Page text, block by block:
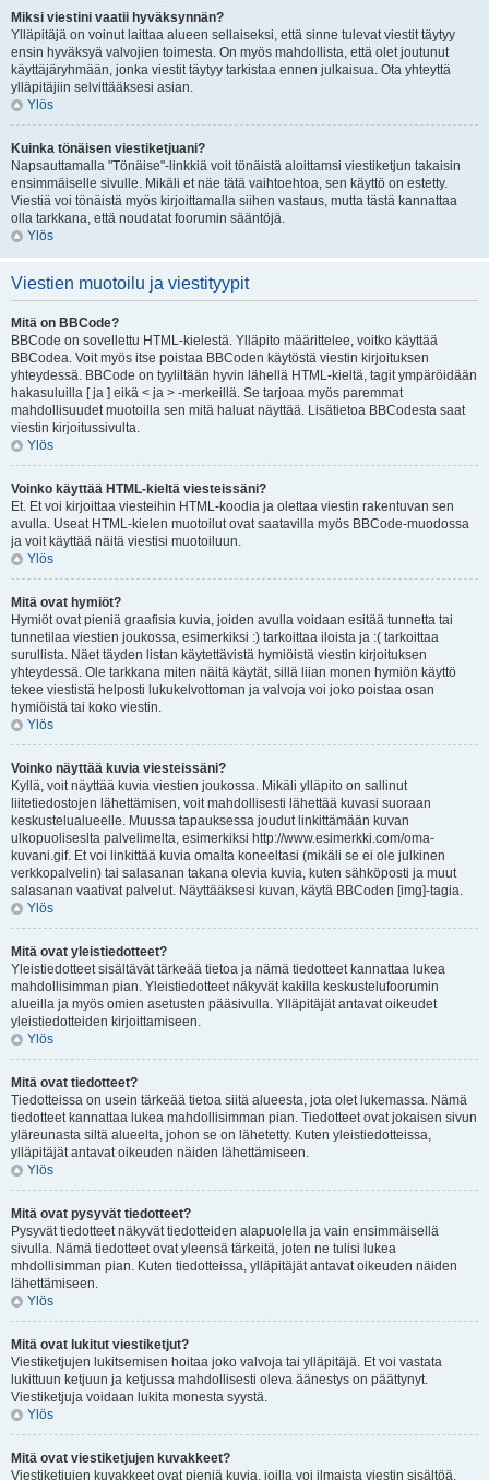
Miksi viestini vaatii hyväksynnän?
Ylläpitäjä on voinut laittaa alueen sellaiseksi, että sinne tulevat viestit täytyy
ensin hyväksyä valvojien toimesta. On myös mahdollista, että olet joutunut
käyttäjäryhmään, jonka viestit täytyy tarkistaa ennen julkaisua. Ota yhteyttä
ylläpitäjiin selvittääksesi asian.
Ylös
Kuinka tönäisen viestiketjuani?
Napsauttamalla "Tönäise"-linkkiä voit tönäistä aloittamsi viestiketjun takaisin
ensimmäiselle sivulle. Mikäli et näe tätä vaihtoehtoa, sen käyttö on estetty.
Viestiä voi tönäistä myös kirjoittamalla siihen vastaus, mutta tästä kannattaa
olla tarkkana, että noudatat foorumin sääntöjä.
Ylös
Viestien muotoilu ja viestityypit
Mitä on BBCode?
BBCode on sovellettu HTML-kielestä. Ylläpito määrittelee, voitko käyttää
BBCodea. Voit myös itse poistaa BBCoden käytöstä viestin kirjoituksen
yhteydessä. BBCode on tyyliltään hyvin lähellä HTML-kieltä, tagit ympäröidään
hakasuluilla [ ja ] eikä < ja > -merkeillä. Se tarjoaa myös paremmat
mahdollisuudet muotoilla sen mitä haluat näyttää. Lisätietoa BBCodesta saat
viestin kirjoitussivulta.
Ylös
Voinko käyttää HTML-kieltä viesteissäni?
Et. Et voi kirjoittaa viesteihin HTML-koodia ja olettaa viestin rakentuvan sen
avulla. Useat HTML-kielen muotoilut ovat saatavilla myös BBCode-muodossa
ja voit käyttää näitä viestisi muotoiluun.
Ylös
Mitä ovat hymiöt?
Hymiöt ovat pieniä graafisia kuvia, joiden avulla voidaan esitää tunnetta tai
tunnetilaa viestien joukossa, esimerkiksi :) tarkoittaa iloista ja :( tarkoittaa
surullista. Näet täyden listan käytettävistä hymiöistä viestin kirjoituksen
yhteydessä. Ole tarkkana miten näitä käytät, sillä liian monen hymiön käyttö
tekee viestistä helposti lukukelvottoman ja valvoja voi joko poistaa osan
hymiöistä tai koko viestin.
Ylös
Voinko näyttää kuvia viesteissäni?
Kyllä, voit näyttää kuvia viestien joukossa. Mikäli ylläpito on sallinut
liitetiedostojen lähettämisen, voit mahdollisesti lähettää kuvasi suoraan
keskustelualueelle. Muussa tapauksessa joudut linkittämään kuvan
ulkopuoliseslta palvelimelta, esimerkiksi http://www.esimerkki.com/oma-
kuvani.gif. Et voi linkittää kuvia omalta koneeltasi (mikäli se ei ole julkinen
verkkopalvelin) tai salasanan takana olevia kuvia, kuten sähköposti ja muut
salasanan vaativat palvelut. Näyttääksesi kuvan, käytä BBCoden [img]-tagia.
Ylös
Mitä ovat yleistiedotteet?
Yleistiedotteet sisältävät tärkeää tietoa ja nämä tiedotteet kannattaa lukea
mahdollisimman pian. Yleistiedotteet näkyvät kakilla keskustelufoorumin
alueilla ja myös omien asetusten pääsivulla. Ylläpitäjät antavat oikeudet
yleistiedotteiden kirjoittamiseen.
Ylös
Mitä ovat tiedotteet?
Tiedotteissa on usein tärkeää tietoa siitä alueesta, jota olet lukemassa. Nämä
tiedotteet kannattaa lukea mahdollisimman pian. Tiedotteet ovat jokaisen sivun
yläreunasta siltä alueelta, johon se on lähetetty. Kuten yleistiedotteissa,
ylläpitäjät antavat oikeuden näiden lähettämiseen.
Ylös
Mitä ovat pysyvät tiedotteet?
Pysyvät tiedotteet näkyvät tiedotteiden alapuolella ja vain ensimmäisellä
sivulla. Nämä tiedotteet ovat yleensä tärkeitä, joten ne tulisi lukea
mhdollisimman pian. Kuten tiedotteissa, ylläpitäjät antavat oikeuden näiden
lähettämiseen.
Ylös
Mitä ovat lukitut viestiketjut?
Viestiketjujen lukitsemisen hoitaa joko valvoja tai ylläpitäjä. Et voi vastata
lukittuun ketjuun ja ketjussa mahdollisesti oleva äänestys on päättynyt.
Viestiketjuja voidaan lukita monesta syystä.
Ylös
Mitä ovat viestiketjujen kuvakkeet?
Viestiketjujen kuvakkeet ovat pieniä kuvia, joilla voi ilmaista viestin sisältöä.